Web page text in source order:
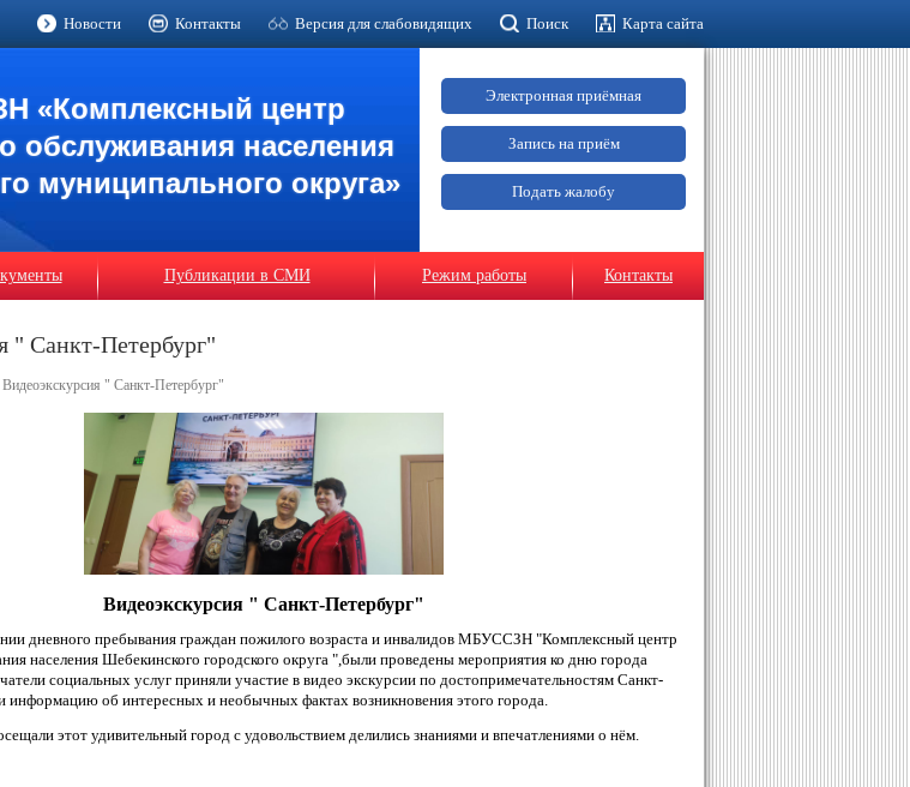
Новости Контакты Версия для слабовидящих Поиск Карта сайта
«Комплексный центр
обслуживания населения
муниципального округа»
Электронная приёмная
Запись на приём
Подать жалобу
Публикации в СМИ Режим работы Контакты
" Санкт-Петербург"
Видеоэкскурсия " Санкт-Петербург"
Видеоэкскурсия " Санкт-Петербург"
дневного пребывания граждан пожилого возраста и инвалидов МБУССЗН "Комплексный центр
населения Шебекинского городского округа ",были проведены мероприятия ко дню города
социальных услуг приняли участие в видео экскурсии по достопримечательностям Санкт-
информацию об интересных и необычных фактах возникновения этого города.
этот удивительный город с удовольствием делились знаниями и впечатлениями о нём.